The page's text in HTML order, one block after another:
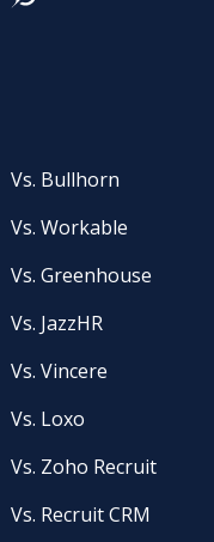
Vs. Bullhorn
Vs. Workable
Vs. Greenhouse
Vs. JazzHR
Vs. Vincere
Vs. Loxo
Vs. Zoho Recruit
Vs. Recruit CRM